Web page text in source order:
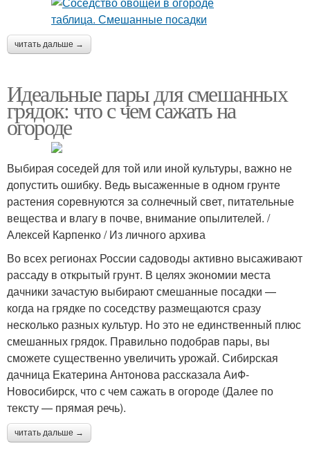
читать дальше →
Идеальные пары для смешанных
грядок: что с чем сажать на
огороде
Выбирая соседей для той или иной культуры, важно не
допустить ошибку. Ведь высаженные в одном грунте
растения соревнуются за солнечный свет, питательные
вещества и влагу в почве, внимание опылителей. /
Алексей Карпенко / Из личного архива
Во всех регионах России садоводы активно высаживают
рассаду в открытый грунт. В целях экономии места
дачники зачастую выбирают смешанные посадки —
когда на грядке по соседству размещаются сразу
несколько разных культур. Но это не единственный плюс
смешанных грядок. Правильно подобрав пары, вы
сможете существенно увеличить урожай. Сибирская
дачница Екатерина Антонова рассказала АиФ-
Новосибирск, что с чем сажать в огороде (Далее по
тексту — прямая речь).
читать дальше →